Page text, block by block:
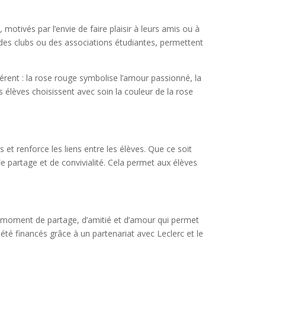
par l’envie de faire plaisir à leurs amis ou à
clubs ou des associations étudiantes, permettent
: la rose rouge symbolise l’amour passionné, la
élèves choisissent avec soin la couleur de la rose
et renforce les liens entre les élèves. Que ce soit
partage et de convivialité. Cela permet aux élèves
de partage, d’amitié et d’amour qui permet
financés grâce à un partenariat avec Leclerc et le